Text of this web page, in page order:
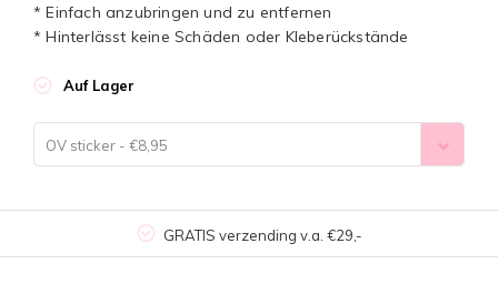
* Einfach anzubringen und zu entfernen
* Hinterlässt keine Schäden oder Kleberückstände
Auf Lager
OV sticker - €8,95
GRATIS verzending v.a. €29,-